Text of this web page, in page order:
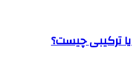
ترکیبی چیست؟